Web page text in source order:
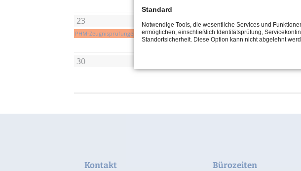
23
PHM-Zeugnisprüfungen
24
PHM-Zeugnisprüfungen
25
PHM-Zeugnisprüfungen
30
Kontakt Bürozeiten
Standard
Notwendige Tools, die wesentliche Services und
ermöglichen, einschließlich Identitätsprüfung,
Standortsicherheit. Diese Option kann nicht abgelehnt